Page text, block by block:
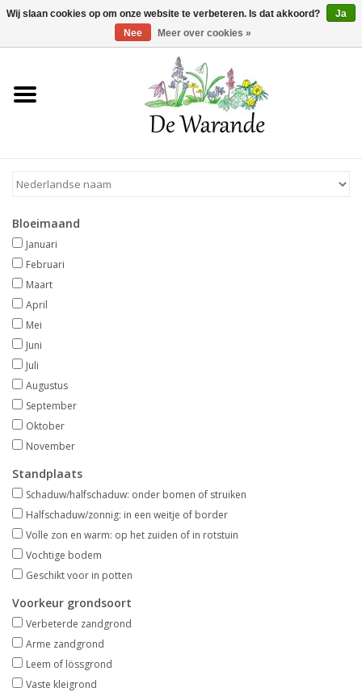
Winkelwagen >0 Artikelen - €0,00
Home
Voorjaarsbloeiers
Zomerbloeiers
Herfstbloeiers
Schaduwplanten
Aanbiedingen
Bodemverbetering
Advies
Onze tuinen!
Sterke Bollen Dagen
Nieuws
Bloeimaand
Januari
Februari
Maart
April
Mei
Juni
Juli
Augustus
September
Oktober
November
Standplaats
Schaduw/halfschaduw: onder bomen of struiken
Halfschaduw/zonnig: in een weitje of border
Volle zon en warm: op het zuiden of in rotstuin
Vochtige bodem
Geschikt voor in potten
Voorkeur grondsoort
Verbeterde zandgrond
Arme zandgrond
Leem of lössgrond
Vaste kleigrond
Wij slaan cookies op om onze website te verbeteren. Is dat akkoord?
Ja
Nee
Meer over cookies »